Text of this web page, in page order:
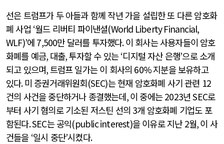
선은 트럼프가 두 아들과 함께 작년 가을 설립한 또 다른 암호화
폐 사업 ‘월드 리버티 파이낸셜(World Liberty Financial,
WLF)’에 7,500만 달러를 투자했다.이 회사는 사용자들이 암호
화폐를 예금, 대출,투자할 수 있는‘디지털 자산 은행’으로 소개
되고 있으며,트럼프 일가는 이 회사의 60%지분을 보유하고
있다.미 증권거래위원회(SEC)는 현재 암호화폐 사기 관련 12
건의 사건을 중단하거나 종결했는데,이 중에는2023년SEC로
부터 사기 혐의로 기소된 저스틴 선의 3개 암호화폐 기업도 포
함된다. SEC는 공익(public interest)을 이유로 지난 2월,이 사
건들을 ‘일시 중단’시켰다.